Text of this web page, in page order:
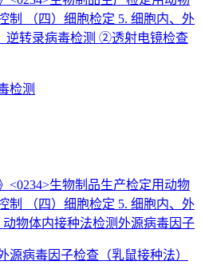
制 （四）细胞检定 5. 细胞内、外
逆转录病毒检测 ②透射电镜检查
检测
<0234>生物制品生产检定用动物
制 （四）细胞检定 5. 细胞内、外
物体内接种法检测外源病毒因子
源病毒因子检查（乳鼠接种法）